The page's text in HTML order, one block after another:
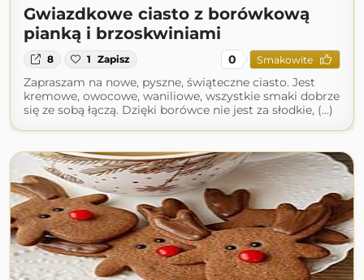
Gwiazdkowe ciasto z borówkową
pianką i brzoskwiniami
8 1 Zapisz 0 Smakowite
Zapraszam na nowe, pyszne, świąteczne ciasto. Jest
kremowe, owocowe, waniliowe, wszystkie smaki dobrze
się ze sobą łączą. Dzięki borówce nie jest za słodkie, (...)